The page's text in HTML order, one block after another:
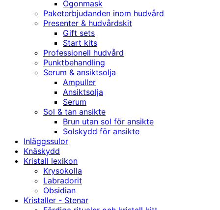
Ögonmask
Paketerbjudanden inom hudvård
Presenter & hudvårdskit
Gift sets
Start kits
Professionell hudvård
Punktbehandling
Serum & ansiktsolja
Ampuller
Ansiktsolja
Serum
Sol & tan ansikte
Brun utan sol för ansikte
Solskydd för ansikte
Inläggssulor
Knäskydd
Kristall lexikon
Krysokolla
Labradorit
Obsidian
Kristaller - Stenar